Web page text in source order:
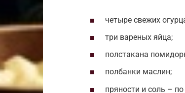
четыре свежих
три вареных яйца;
полстакана
полбанки маслин;
пряности и соль – по